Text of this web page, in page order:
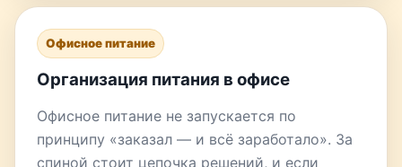
Офисное питание
Организация питания в офисе
Офисное питание не запускается по
принципу «заказал — и всё заработало». За
спиной стоит цепочка решений, и если